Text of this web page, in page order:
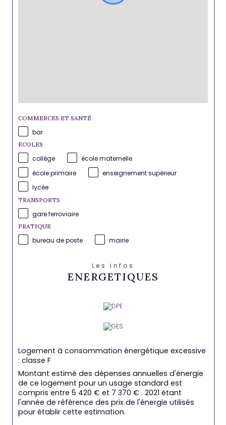
COMMERCES ET SANTÉ
bar
ECOLES
collège
école maternelle
école primaire
enseignement supérieur
lycée
TRANSPORTS
gare ferroviaire
PRATIQUE
bureau de poste mairie
Les infos
ENERGETIQUES
Logement à consommation énergétique excessive
: classe F
Montant estimé des dépenses annuelles d'énergie
de ce logement pour un usage standard est
compris entre 5 420 € et 7 370 € . 2021 étant
l'année de référence des prix de l'énergie utilisés
pour établir cette estimation.